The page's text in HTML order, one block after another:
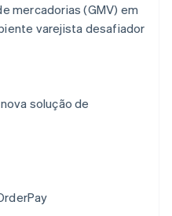
mercadorias (GMV) em
varejista desafiador
solução de